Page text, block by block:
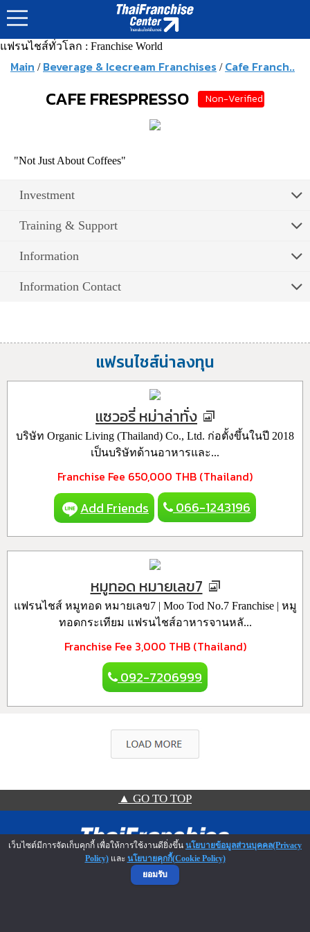
แฟรนไชส์ทั่วโลก : Franchise World
Main / Beverage & Icecream Franchises / Cafe Franch..
CAFE FRESPRESSO Non-Verified
"Not Just About Coffees"
Investment
Training & Support
Information
Information Contact
แฟรนไชส์น่าลงทุน
แซวอรี่ หม่าล่าทั่ง
บริษัท Organic Living (Thailand) Co., Ltd. ก่อตั้งขึ้นในปี 2018
เป็นบริษัทด้านอาหารและ...
Franchise Fee 650,000 THB (Thailand)
Add Friends 066-1243196
หมูทอด หมายเลข7
แฟรนไชส์ หมูทอด หมายเลข7 | Moo Tod No.7 Franchise | หมู
ทอดกระเทียม แฟรนไชส์อาหารจานหลั...
Franchise Fee 3,000 THB (Thailand)
092-7206999
▲ GO TO TOP
เว็บไซต์มีการจัดเก็บคุกกี้ เพื่อให้การใช้งานดียิ่งขึ้น นโยบายข้อมูลส่วนบุคคล(Privacy
Policy)และ นโยบายคุกกี้(Cookie Policy)
ยอมรับ